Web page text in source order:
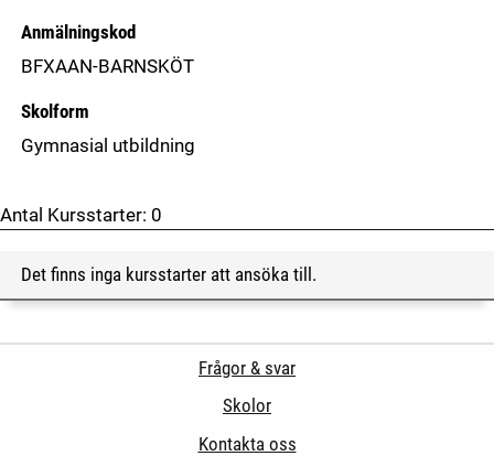
Anmälningskod
BFXAAN-BARNSKÖT
Skolform
Gymnasial utbildning
Antal Kursstarter: 0
Det finns inga kursstarter att ansöka till.
Frågor & svar
Skolor
Kontakta oss